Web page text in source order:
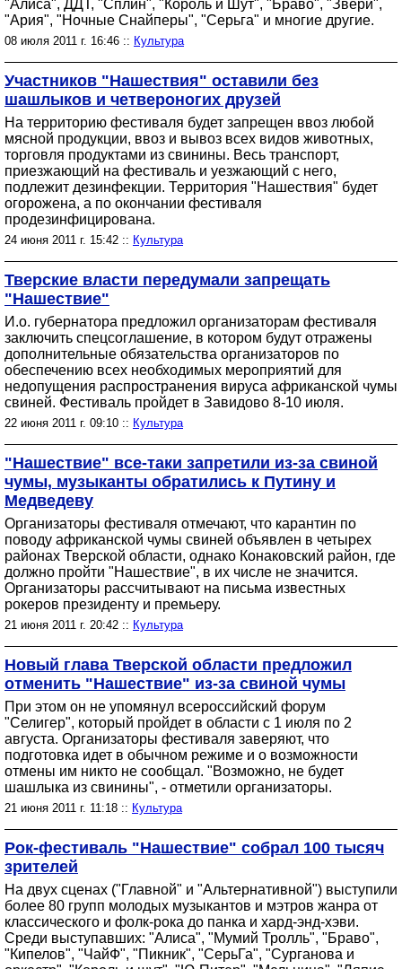
"Алиса", ДДТ, "Сплин", "Король и Шут", "Браво", "Звери",
"Ария", "Ночные Снайперы", "Серьга" и многие другие.
08 июля 2011 г. 16:46 :: Культура
Участников "Нашествия" оставили без
шашлыков и четвероногих друзей
На территорию фестиваля будет запрещен ввоз любой
мясной продукции, ввоз и вывоз всех видов животных,
торговля продуктами из свинины. Весь транспорт,
приезжающий на фестиваль и уезжающий с него,
подлежит дезинфекции. Территория "Нашествия" будет
огорожена, а по окончании фестиваля
продезинфицирована.
24 июня 2011 г. 15:42 :: Культура
Тверские власти передумали запрещать
"Нашествие"
И.о. губернатора предложил организаторам фестиваля
заключить спецсоглашение, в котором будут отражены
дополнительные обязательства организаторов по
обеспечению всех необходимых мероприятий для
недопущения распространения вируса африканской чумы
свиней. Фестиваль пройдет в Завидово 8-10 июля.
22 июня 2011 г. 09:10 :: Культура
"Нашествие" все-таки запретили из-за свиной
чумы, музыканты обратились к Путину и
Медведеву
Организаторы фестиваля отмечают, что карантин по
поводу африканской чумы свиней объявлен в четырех
районах Тверской области, однако Конаковский район, где
должно пройти "Нашествие", в их числе не значится.
Организаторы рассчитывают на письма известных
рокеров президенту и премьеру.
21 июня 2011 г. 20:42 :: Культура
Новый глава Тверской области предложил
отменить "Нашествие" из-за свиной чумы
При этом он не упомянул всероссийский форум
"Селигер", который пройдет в области с 1 июля по 2
августа. Организаторы фестиваля заверяют, что
подготовка идет в обычном режиме и о возможности
отмены им никто не сообщал. "Возможно, не будет
шашлыка из свинины", - отметили организаторы.
21 июня 2011 г. 11:18 :: Культура
Рок-фестиваль "Нашествие" собрал 100 тысяч
зрителей
На двух сценах ("Главной" и "Альтернативной") выступили
более 80 групп молодых музыкантов и мэтров жанра от
классического и фолк-рока до панка и хард-энд-хэви.
Среди выступавших: "Алиса", "Мумий Тролль", "Браво",
"Кипелов", "ЧайФ", "Пикник", "СерьГа", "Сурганова и